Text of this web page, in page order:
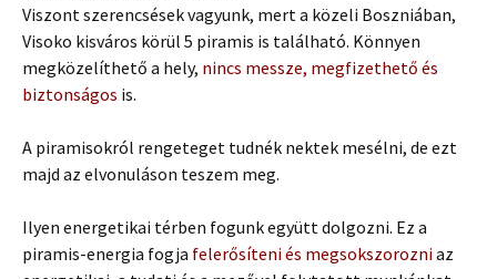
Viszont szerencsések vagyunk, mert a közeli Boszniában,
Visoko kisváros körül 5 piramis is található. Könnyen
megközelíthető a hely, nincs messze, megfizethető és
biztonságos is.
A piramisokról rengeteget tudnék nektek mesélni, de ezt
majd az elvonuláson teszem meg.
Ilyen energetikai térben fogunk együtt dolgozni. Ez a
piramis-energia fogja felerősíteni és megsokszorozniaz